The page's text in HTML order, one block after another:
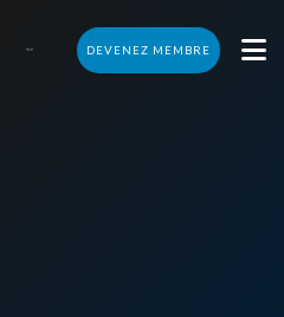
DEVENEZ MEMBRE 